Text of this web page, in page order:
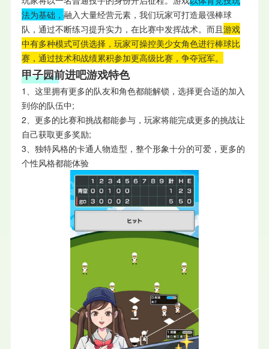
法为基础， 融入大量经营元素，我们玩家可打造最强棒球
队，通过不断练习提升实力，在比赛中发挥战术。而且游戏
中有多种模式可供选择，玩家可操控美少女角色进行棒球比
赛，通过技术和战绩累积参加更高级比赛，争夺冠军。
甲子园前进吧游戏特色
1、这里拥有更多的队友和角色都能解锁，选择更合适的加入
到你的队伍中;
2、更多的比赛和挑战都能参与，玩家将能完成更多的挑战让
自己获取更多奖励;
3、独特风格的卡通人物造型，整个形象十分的可爱，更多的
个性风格都能体验